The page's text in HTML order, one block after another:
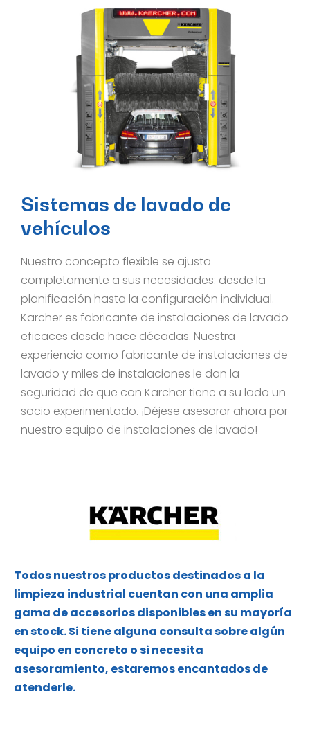
Sistemas de lavado de
vehículos
Nuestro concepto flexible se ajusta
completamente a sus necesidades: desde la
planificación hasta la configuración individual.
Kärcher es fabricante de instalaciones de lavado
eficaces desde hace décadas. Nuestra
experiencia como fabricante de instalaciones de
lavado y miles de instalaciones le dan la
seguridad de que con Kärcher tiene a su lado un
socio experimentado. ¡Déjese asesorar ahora por
nuestro equipo de instalaciones de lavado!
Todos nuestros productos destinados a la
limpieza industrial cuentan con una amplia
gama de accesorios disponibles en su mayoría
en stock. Si tiene alguna consulta sobre algún
equipo en concreto o si necesita
asesoramiento, estaremos encantados de
atenderle.